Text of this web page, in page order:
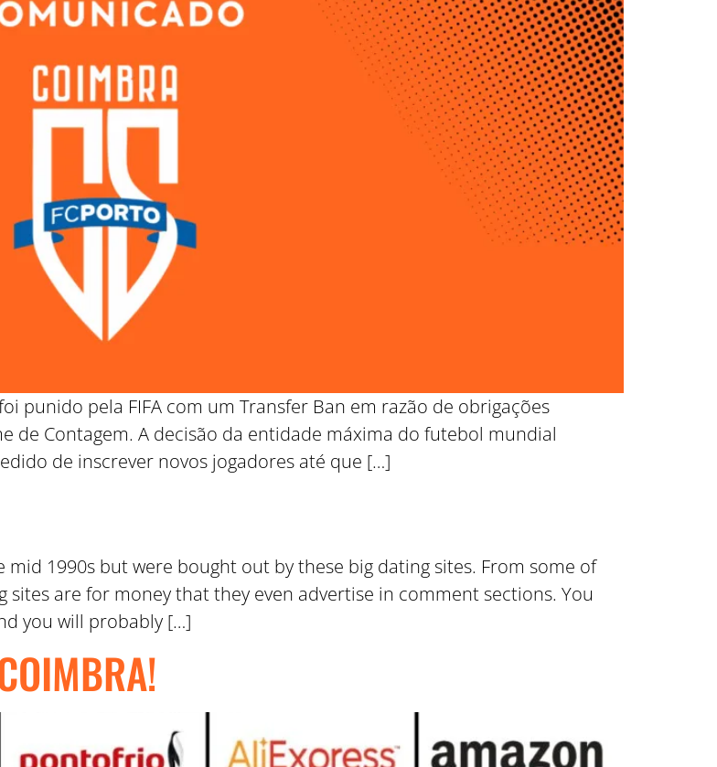
punido pela FIFA com um Transfer Ban em razão de obrigações
de Contagem. A decisão da entidade máxima do futebol mundial
de inscrever novos jogadores até que […]
1990s but were bought out by these big dating sites. From some of
are for money that they even advertise in comment sections. You
you will probably […]